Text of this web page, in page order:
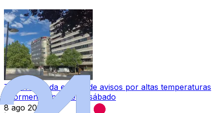
Zamora queda exenta de avisos por altas temperaturas
y tormentas para este sábado
8 ago 2026